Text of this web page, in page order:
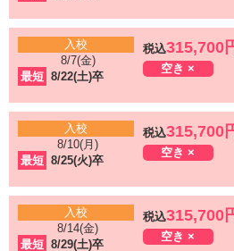
入校
8/7(金)
最短 8/22(土)卒
税込315,700
空き ×
入校
8/10(月)
最短 8/25(火)卒
税込315,700
空き ×
入校
8/14(金)
最短 8/29(土)卒
税込315,700
空き ×